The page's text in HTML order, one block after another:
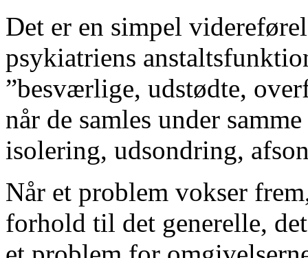
Det er en simpel
psykiatriens
”besværlige, udstødte,
når de samles under
isolering, udsondring,
Når et problem vokser
forhold til det generelle,